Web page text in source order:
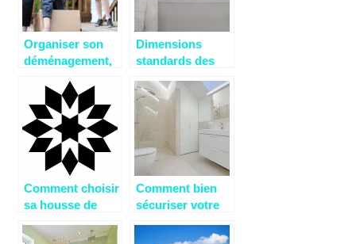
Organiser son
déménagement,
pas oublier.
Dimensions
standards des
de la baignoire
Comment choisir
sa housse de
Comment bien
sécuriser votre